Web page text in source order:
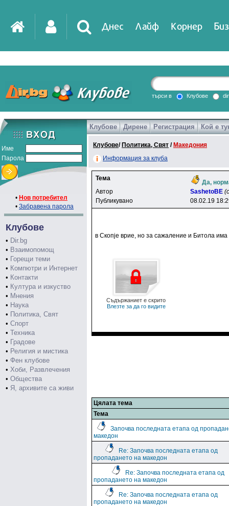
Днес Лайф Корнер
DirTV Impressio
Games
търси в Клубове
Име
Парола
• Нов потребител
• Забравена парола
Клубове
• Dir.bg
• Взаимопомощ
• Горещи теми
• Компютри и Интернет
• Контакти
• Култура и изкуство
• Мнения
• Наука
• Политика, Свят
• Спорт
• Техника
• Градове
• Религия и мистика
• Фен клубове
• Хоби, Развлечения
• Общества
• Я, архивите са живи
Клубове Дирене Регистрация Кой е
Клубове/ Политика, Свят / Македония
Информация за клуба
Тема
Да,
Автор
SashetoBE
Публикувано
08.02.19
в Скопје врие, но за сажаление и Битола
Съдържаниет е скрито
Влезте за да го видите
Цялата тема
Тема
Започва последната етапа од
македон
Re: Започва последната етапа од
пропадането на македон
Re: Започва последната етапа од
пропадането на македон
Re: Започва последната етапа од
пропадането на македон